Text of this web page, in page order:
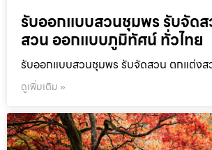
รับออกแบบสวนชุมพร รับจัด
สวน ออกแบบภูมิทัศน์ ทั่วไทย
รับออกแบบสวนชุมพร รับจัดสวน ตกแต่ง
ดูเพิ่มเติม »